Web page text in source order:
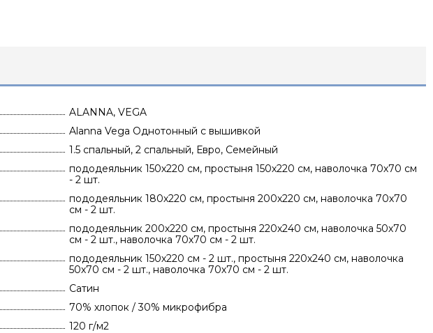
ALANNA, VEGA
Alanna Vega Однотонный с вышивкой
1.5 спальный, 2 спальный, Евро, Семейный
пододеяльник 150х220 см, простыня 150х220 см, наволочка 70х70 см
- 2 шт.
пододеяльник 180х220 см, простыня 200х220 см, наволочка 70х70
см - 2 шт.
пододеяльник 200х220 см, простыня 220х240 см, наволочка 50х70
см - 2 шт., наволочка 70х70 см - 2 шт.
пододеяльник 150х220 см - 2 шт., простыня 220х240 см, наволочка
50х70 см - 2 шт., наволочка 70х70 см - 2 шт.
Сатин
70% хлопок / 30% микрофибра
120 г/м2